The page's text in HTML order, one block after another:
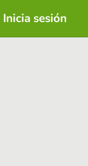
Inicia sesión